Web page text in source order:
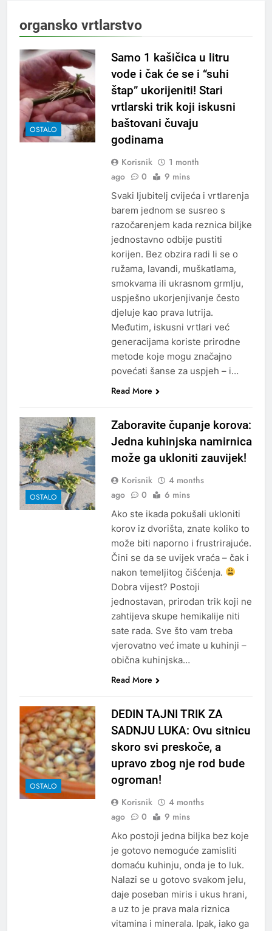
organsko vrtlarstvo
OSTALO
Samo 1 kašičica u litru
vode i čak će se i “suhi
štap” ukorijeniti! Stari
vrtlarski trik koji iskusni
baštovani čuvaju
godinama
Korisnik
1 month
ago
0 9 mins
Svaki ljubitelj cvijeća i vrtlarenja
barem jednom se susreo s
razočarenjem kada reznica biljke
jednostavno odbije pustiti
korijen. Bez obzira radi li se o
ružama, lavandi, muškatlama,
smokvama ili ukrasnom grmlju,
uspješno ukorjenjivanje često
djeluje kao prava lutrija.
Međutim, iskusni vrtlari već
generacijama koriste prirodne
metode koje mogu značajno
povećati šanse za uspjeh – i…
Read More
OSTALO
Zaboravite čupanje korova:
Jedna kuhinjska namirnica
može ga ukloniti zauvijek!
Korisnik
4 months
ago
0 6 mins
Ako ste ikada pokušali ukloniti
korov iz dvorišta, znate koliko to
može biti naporno i frustrirajuće.
Čini se da se uvijek vraća – čak i
nakon temeljitog čišćenja.
Dobra vijest? Postoji
jednostavan, prirodan trik koji ne
zahtijeva skupe hemikalije niti
sate rada. Sve što vam treba
vjerovatno već imate u kuhinji –
obična kuhinjska…
Read More
OSTALO
DEDIN TAJNI TRIK ZA
SADNJU LUKA: Ovu sitnicu
skoro svi preskoče, a
upravo zbog nje rod bude
ogroman!
Korisnik
4 months
ago
0 9 mins
Ako postoji jedna biljka bez koje
je gotovo nemoguće zamisliti
domaću kuhinju, onda je to luk.
Nalazi se u gotovo svakom jelu,
daje poseban miris i ukus hrani,
a uz to je prava mala riznica
vitamina i minerala. Ipak, iako ga